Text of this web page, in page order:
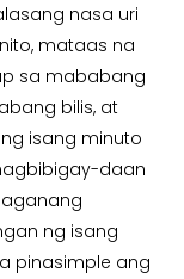
nasa uri
mataas na
sa mababang
bilis, at
isang minuto
daan
ng isang
pinasimple ang